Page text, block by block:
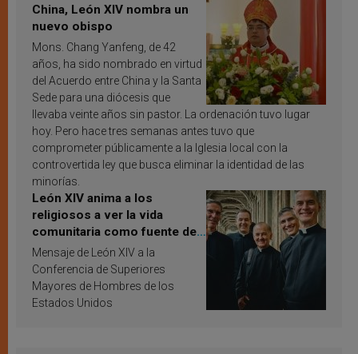
China, León XIV nombra un
nuevo obispo
Mons. Chang Yanfeng, de 42
años, ha sido nombrado en virtud
del Acuerdo entre China y la Santa
Sede para una diócesis que
llevaba veinte años sin pastor. La ordenación tuvo lugar
hoy. Pero hace tres semanas antes tuvo que
comprometer públicamente a la Iglesia local con la
controvertida ley que busca eliminar la identidad de las
minorías.
León XIV anima a los
religiosos a ver la vida
comunitaria como fuente de
inspiración y santificación
Mensaje de León XIV a la
Conferencia de Superiores
Mayores de Hombres de los
Estados Unidos